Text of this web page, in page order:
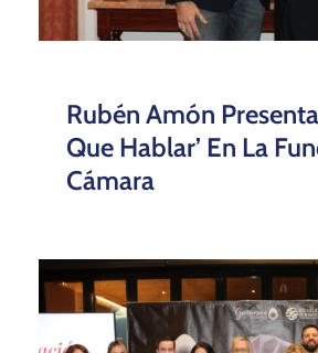
Rubén Amón
Que Hablar’ En La
Cámara